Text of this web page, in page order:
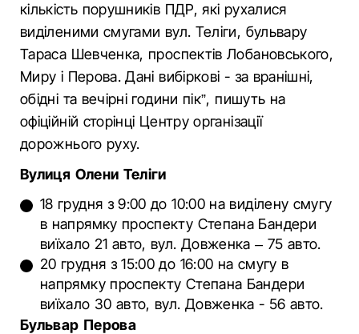
кількість порушників ПДР, які рухалися
виділеними смугами вул. Теліги, бульвару
Тараса Шевченка, проспектів Лобановського,
Миру і Перова. Дані вибіркові - за вранішні,
обідні та вечірні години пік”, пишуть на
офіційній сторінці Центру організації
дорожнього руху.
Вулиця Олени Теліги
18 грудня з 9:00 до 10:00 на виділену смугу
в напрямку проспекту Степана Бандери
виїхало 21 авто, вул. Довженка – 75 авто.
20 грудня з 15:00 до 16:00 на смугу в
напрямку проспекту Степана Бандери
виїхало 30 авто, вул. Довженка - 56 авто.
Бульвар Перова